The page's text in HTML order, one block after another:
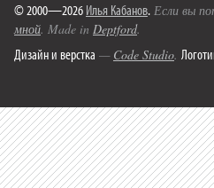
© 2000—2026 Илья Кабанов. Если вы
мной. Made in Deptford.
Дизайн и верстка — Code Studio.